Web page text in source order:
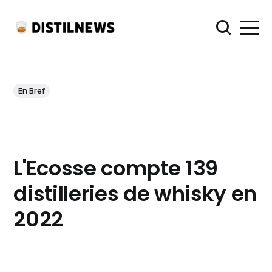
En Bref
L'Ecosse compte 139
distilleries de whisky en
2022